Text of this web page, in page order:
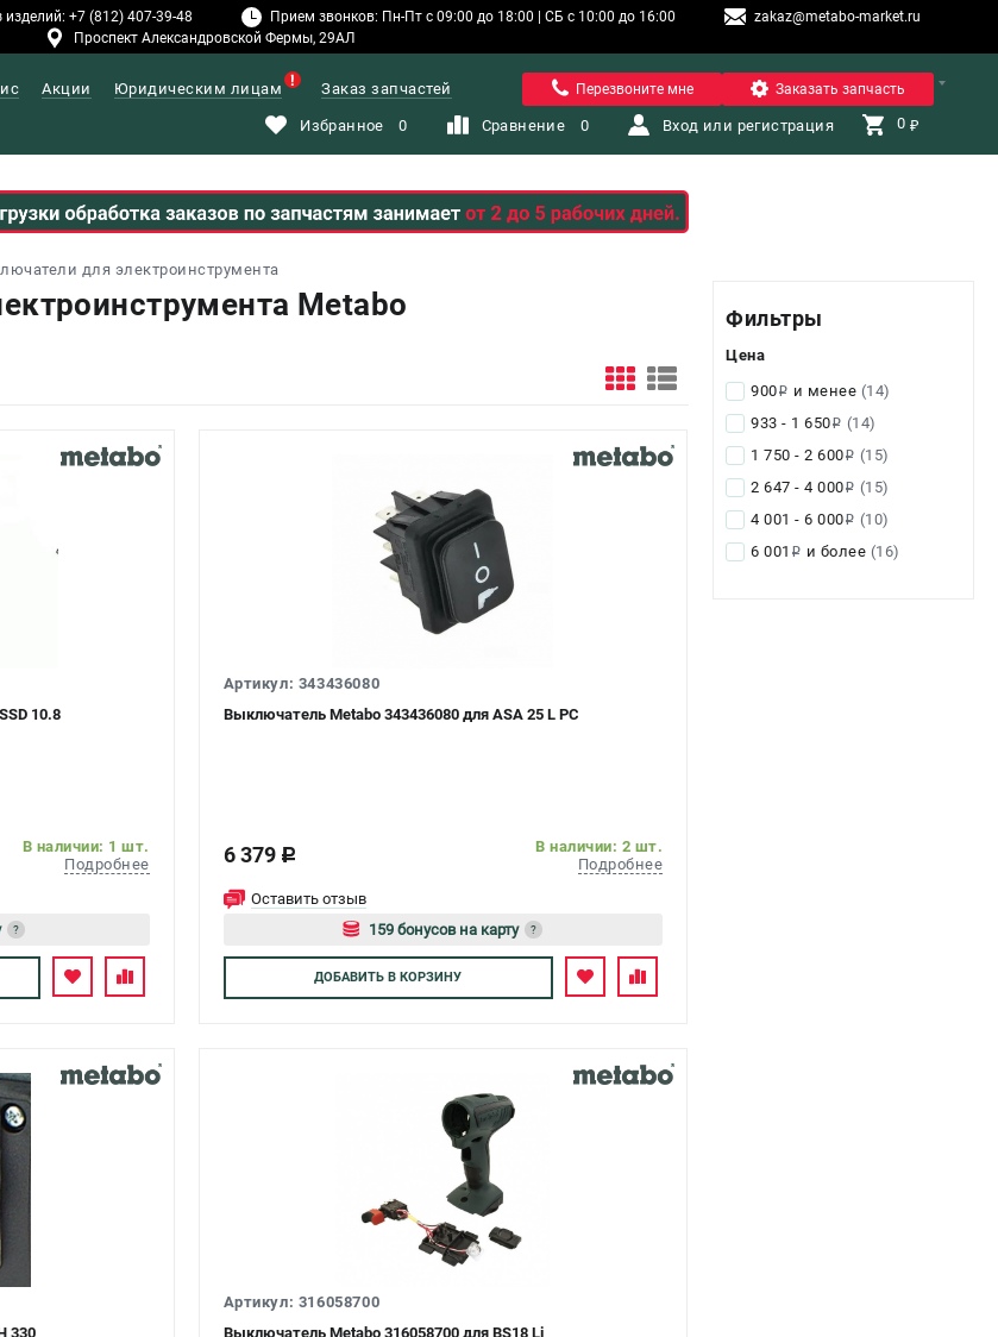
изделий: +7 (812) 407-39-48 Прием звонков: Пн-Пт с 09:00 до 18:00 | СБ с 10:00 до 16:00
zakaz@metabo-market.ru
Проспект Александровской Фермы, 29АЛ
Санкт-Петербург
Акции Юридическим лицам Заказ запчастей Перезвоните мне Заказать запчасть
Избранное 0 Сравнение 0 Вход или регистрация 0 ₽
для электроинструмента
Metabo
10.8
В наличии: 1 шт.
Подробнее
?
Артикул: 343436080
Выключатель Metabo 343436080 для ASA 25 L PC
6 379 c
В наличии: 2 шт.
Подробнее
Оставить отзыв
159 бонусов на карту
?
Авторизуйтесь
ДОБАВИТЬ В КОРЗИНУ
330
Артикул: 316058700
Выключатель Metabo 316058700 для BS18 Li
Фильтры
Цена
900i и менее (14)
933 - 1 650i (14)
1 750 - 2 600i (15)
2 647 - 4 000i (15)
4 001 - 6 000i (10)
6 001 i и более (16)